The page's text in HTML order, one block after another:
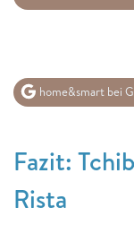
home&smart bei
Fazit:
Rista